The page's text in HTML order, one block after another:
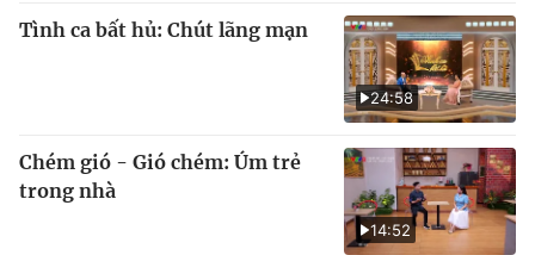
24:58
Tình ca bất hủ: Chút lãng mạn
14:52
Chém gió - Gió chém: Úm trẻ
trong nhà